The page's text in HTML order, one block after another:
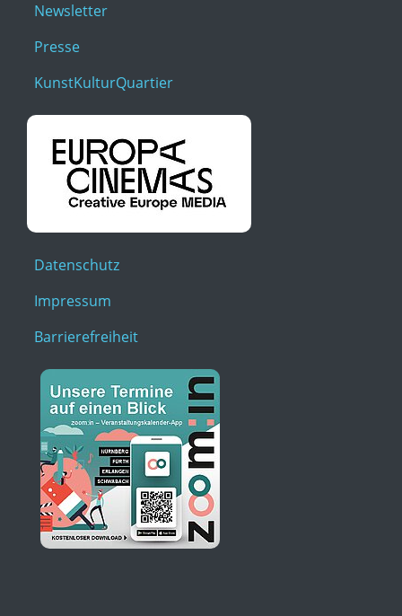
Newsletter
Presse
KunstKulturQuartier
Datenschutz
Impressum
Barrierefreiheit